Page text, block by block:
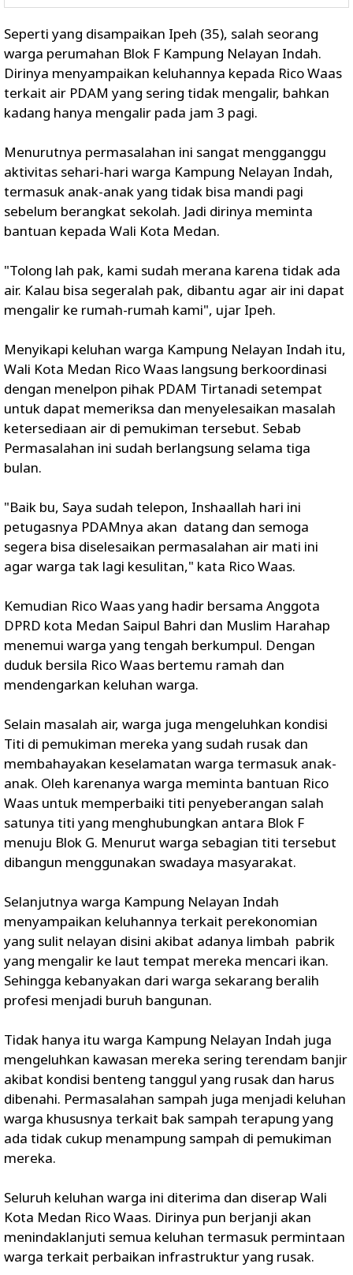
Seperti yang disampaikan Ipeh (35), salah seorang
warga perumahan Blok F Kampung Nelayan Indah.
Dirinya menyampaikan keluhannya kepada Rico Waas
terkait air PDAM yang sering tidak mengalir, bahkan
kadang hanya mengalir pada jam 3 pagi.
Menurutnya permasalahan ini sangat mengganggu
aktivitas sehari-hari warga Kampung Nelayan Indah,
termasuk anak-anak yang tidak bisa mandi pagi
sebelum berangkat sekolah. Jadi dirinya meminta
bantuan kepada Wali Kota Medan.
"Tolong lah pak, kami sudah merana karena tidak ada
air. Kalau bisa segeralah pak, dibantu agar air ini dapat
mengalir ke rumah-rumah kami", ujar Ipeh.
Menyikapi keluhan warga Kampung Nelayan Indah itu,
Wali Kota Medan Rico Waas langsung berkoordinasi
dengan menelpon pihak PDAM Tirtanadi setempat
untuk dapat memeriksa dan menyelesaikan masalah
ketersediaan air di pemukiman tersebut. Sebab
Permasalahan ini sudah berlangsung selama tiga
bulan.
"Baik bu, Saya sudah telepon, Inshaallah hari ini
petugasnya PDAMnya akan datang dan semoga
segera bisa diselesaikan permasalahan air mati ini
agar warga tak lagi kesulitan," kata Rico Waas.
Kemudian Rico Waas yang hadir bersama Anggota
DPRD kota Medan Saipul Bahri dan Muslim Harahap
menemui warga yang tengah berkumpul. Dengan
duduk bersila Rico Waas bertemu ramah dan
mendengarkan keluhan warga.
Selain masalah air, warga juga mengeluhkan kondisi
Titi di pemukiman mereka yang sudah rusak dan
membahayakan keselamatan warga termasuk anak-
anak. Oleh karenanya warga meminta bantuan Rico
Waas untuk memperbaiki titi penyeberangan salah
satunya titi yang menghubungkan antara Blok F
menuju Blok G. Menurut warga sebagian titi tersebut
dibangun menggunakan swadaya masyarakat.
Selanjutnya warga Kampung Nelayan Indah
menyampaikan keluhannya terkait perekonomian
yang sulit nelayan disini akibat adanya limbah pabrik
yang mengalir ke laut tempat mereka mencari ikan.
Sehingga kebanyakan dari warga sekarang beralih
profesi menjadi buruh bangunan.
Tidak hanya itu warga Kampung Nelayan Indah juga
mengeluhkan kawasan mereka sering terendam banjir
akibat kondisi benteng tanggul yang rusak dan harus
dibenahi. Permasalahan sampah juga menjadi keluhan
warga khususnya terkait bak sampah terapung yang
ada tidak cukup menampung sampah di pemukiman
mereka.
Seluruh keluhan warga ini diterima dan diserap Wali
Kota Medan Rico Waas. Dirinya pun berjanji akan
menindaklanjuti semua keluhan termasuk permintaan
warga terkait perbaikan infrastruktur yang rusak.